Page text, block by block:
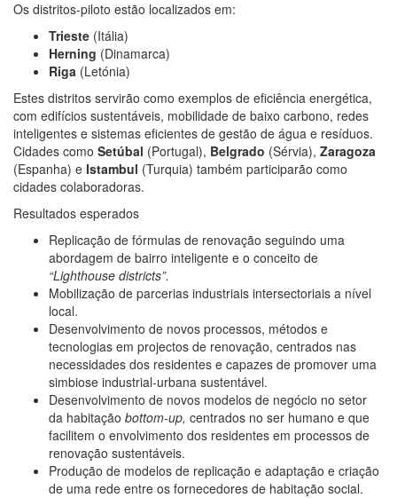
Os distritos-piloto estão localizados em:
Trieste (Itália)
Herning (Dinamarca)
Riga (Letónia)
Estes distritos servirão como exemplos de eficiência energética,
com edifícios sustentáveis, mobilidade de baixo carbono, redes
inteligentes e sistemas eficientes de gestão de água e resíduos.
Cidades como Setúbal (Portugal), Belgrado (Sérvia), Zaragoza
(Espanha) e Istambul (Turquia) também participarão como
cidades colaboradoras.
Resultados esperados
Replicação de fórmulas de renovação seguindo uma
abordagem de bairro inteligente e o conceito de
“Lighthouse districts”.
Mobilização de parcerias industriais intersectoriais a nível
local.
Desenvolvimento de novos processos, métodos e
tecnologias em projectos de renovação, centrados nas
necessidades dos residentes e capazes de promover uma
simbiose industrial-urbana sustentável.
Desenvolvimento de novos modelos de negócio no setor
da habitação bottom-up, centrados no ser humano e que
facilitem o envolvimento dos residentes em processos de
renovação sustentáveis.
Produção de modelos de replicação e adaptação e criação
de uma rede entre os fornecedores de habitação social.